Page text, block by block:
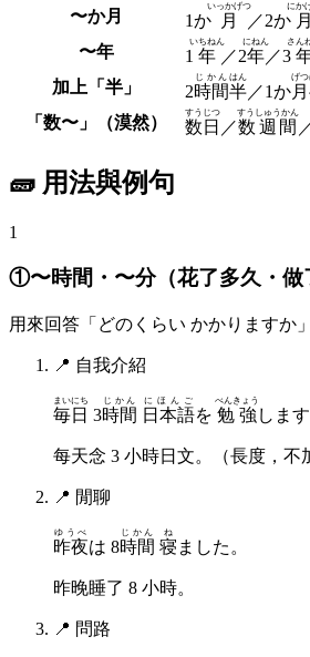
〜か月 1か 月
いっかげつ
／2か 月
にか
〜年 1 年
いちねん
／2年
にねん
／3
さん
加上「半」
2時間
じかん
半
はん
／1か月
げつ
「数〜」（漠然） 数日
すうじつ
／数週間
すうしゅうかん
🧱 用法與例句
1
①〜時間・〜分（花了多久・做
用來回答「どのくらい かかりますか
📍 自我介紹
毎日
まいにち
3時間
じかん
日本語
にほんご
を 勉強
べんきょう
します
每天念 3 小時日文。（長度，不
📍 閒聊
昨夜
ゆうべ
は 8時間
じかん
寝
ね
ました。
昨晚睡了 8 小時。
📍 問路